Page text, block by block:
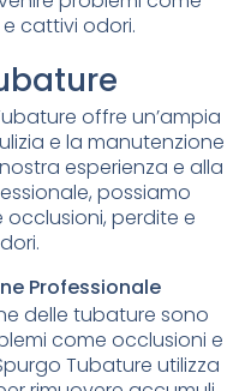
cattivi odori.
offre un’ampia
e la manutenzione
esperienza e alla
possiamo
perdite e
Professionale
delle tubature sono
come occlusioni e
Tubature utilizza